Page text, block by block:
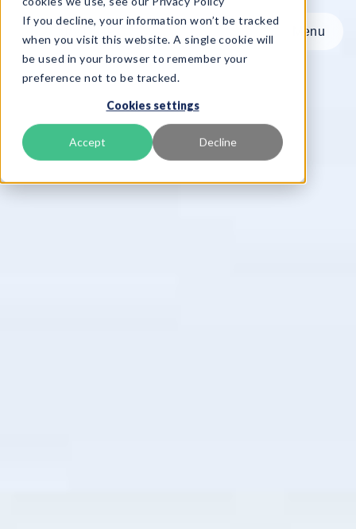
If you decline, your information won’t be tracked
when you visit this website. A single cookie will
be used in your browser to remember your
preference not to be tracked.
Cookies settings
Accept Decline
Menu
Menu
Product
Tjenester
Ressurser
Om oss